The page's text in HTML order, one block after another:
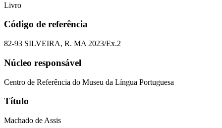
Livro
Código de referência
82-93 SILVEIRA, R. MA 2023/Ex.2
Núcleo responsável
Centro de Referência do Museu da Língua Portuguesa
Título
Machado de Assis